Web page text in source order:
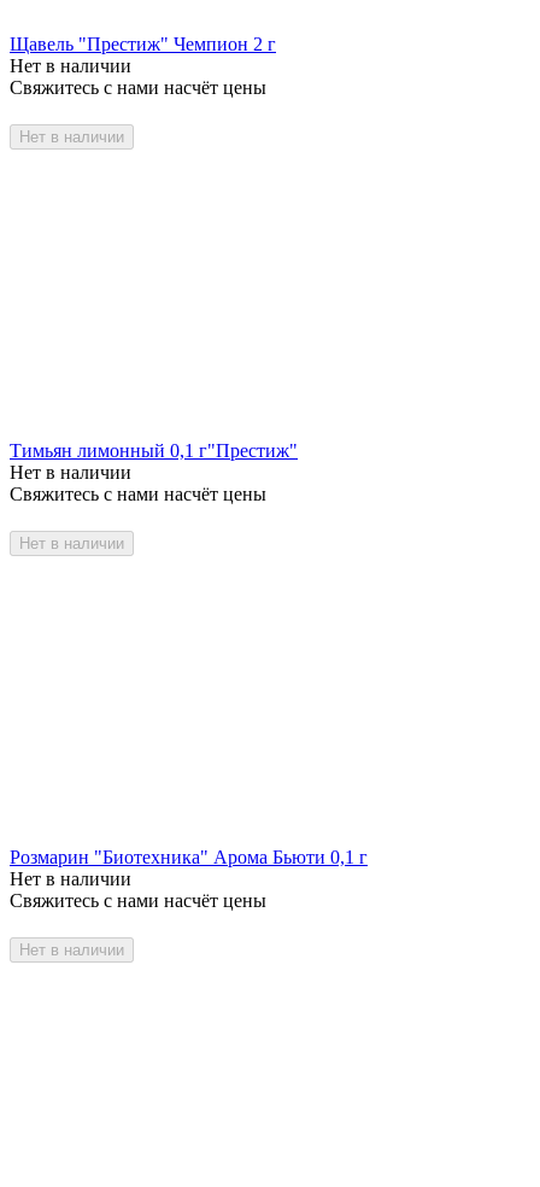
Щавель "Престиж" Чемпион 2 г
Нет в наличии
Свяжитесь с нами насчёт цены
Нет в наличии
Тимьян лимонный 0,1 г"Престиж"
Нет в наличии
Свяжитесь с нами насчёт цены
Нет в наличии
Розмарин "Биотехника" Арома Бьюти 0,1 г
Нет в наличии
Свяжитесь с нами насчёт цены
Нет в наличии